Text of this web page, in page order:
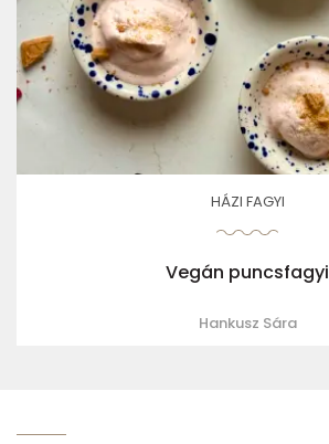
HÁZI FAGYI
Vegán puncsfagyi
Hankusz Sára